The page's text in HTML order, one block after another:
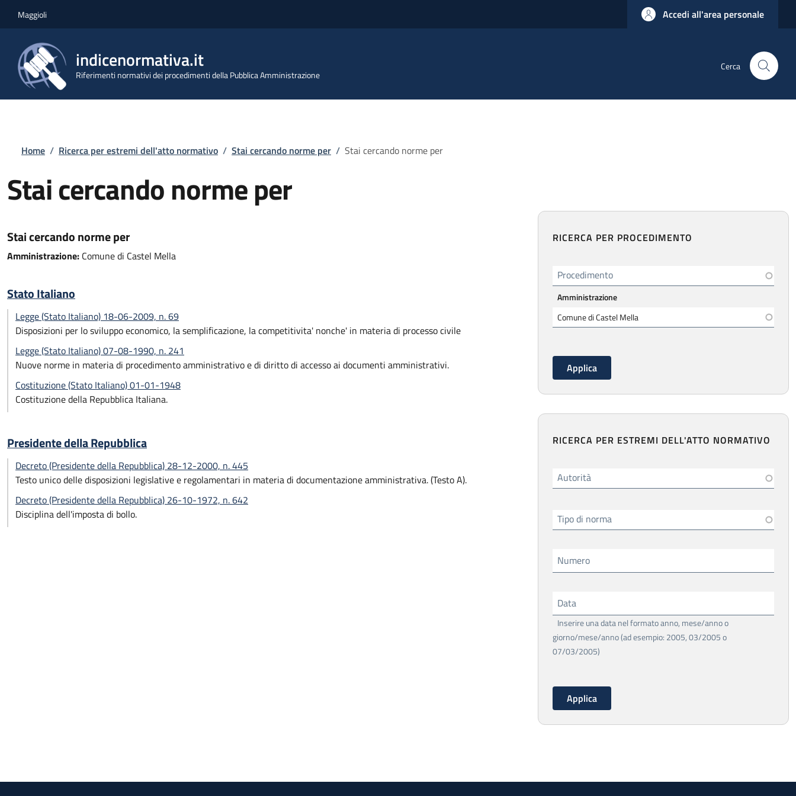
Maggioli Accedi all'area personale
indicenormativa.it
Riferimenti normativi dei procedimenti della Pubblica Amministrazione
Cerca
Briciole di pane
Home / Ricerca per estremi dell'atto normativo / Stai cercando norme per / Stai cercando norme per
Stai cercando norme per
Stai cercando norme per
Amministrazione: Comune di Castel Mella
Stato Italiano
Legge (Stato Italiano) 18-06-2009, n. 69
Disposizioni per lo sviluppo economico, la semplificazione, la competitivita' nonche' in materia di processo civile
Legge (Stato Italiano) 07-08-1990, n. 241
Nuove norme in materia di procedimento amministrativo e di diritto di accesso ai documenti amministrativi.
Costituzione (Stato Italiano) 01-01-1948
Costituzione della Repubblica Italiana.
Presidente della Repubblica
Decreto (Presidente della Repubblica) 28-12-2000, n. 445
Testo unico delle disposizioni legislative e regolamentari in materia di documentazione amministrativa. (Testo A).
Decreto (Presidente della Repubblica) 26-10-1972, n. 642
Disciplina dell'imposta di bollo.
RICERCA PER PROCEDIMENTO
Procedimento
Amministrazione
RICERCA PER ESTREMI DELL'ATTO NORMATIVO
Autorità
Tipo di norma
Numero
Data
Inserire una data nel formato anno, mese/anno o
giorno/mese/anno (ad esempio: 2005, 03/2005 o
07/03/2005)